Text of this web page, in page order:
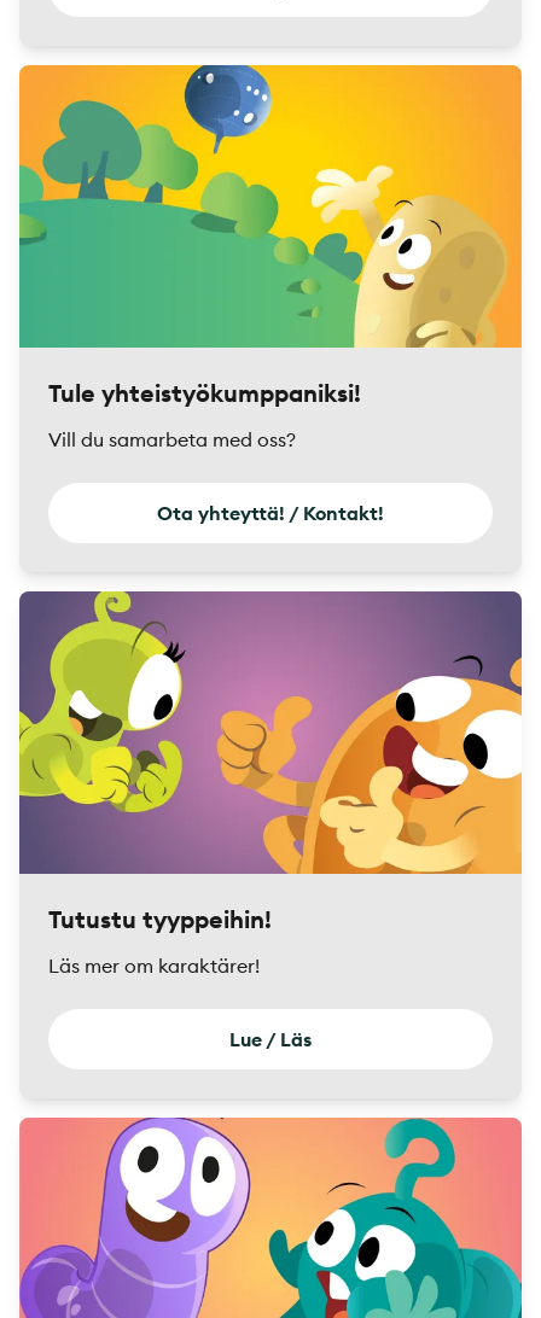
Tule yhteistyökumppaniksi!
Vill du samarbeta med oss?
Ota yhteyttä! / Kontakt!
Tutustu tyyppeihin!
Läs mer om karaktärer!
Lue / Läs